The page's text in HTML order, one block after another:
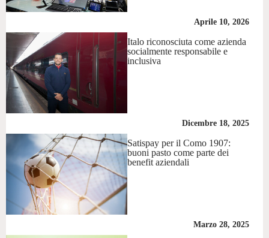
Aprile 10, 2026
Italo riconosciuta come azienda
socialmente responsabile e
inclusiva
Dicembre 18, 2025
Satispay per il Como 1907:
buoni pasto come parte dei
benefit aziendali
Marzo 28, 2025